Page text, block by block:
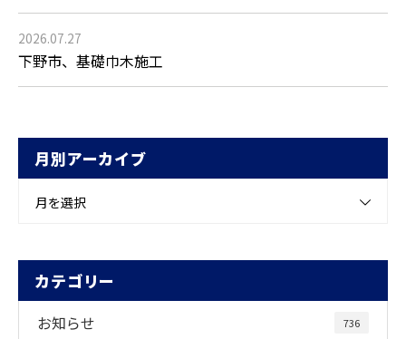
2026.07.27
下野市、基礎巾木施工
月別アーカイブ
月を選択
カテゴリー
お知らせ 736